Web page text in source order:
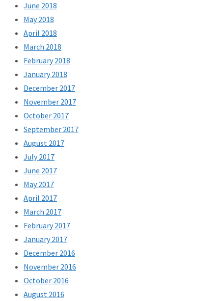
June 2018
May 2018
April 2018
March 2018
February 2018
January 2018
December 2017
November 2017
October 2017
September 2017
August 2017
July 2017
June 2017
May 2017
April 2017
March 2017
February 2017
January 2017
December 2016
November 2016
October 2016
August 2016